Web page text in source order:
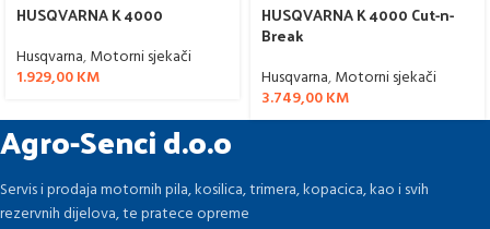
HUSQVARNA K 4000
Husqvarna,Motorni sjekači
1.929,00KM
HUSQVARNA K 4000 Cut-n-
Break
Husqvarna,Motorni sjekači
3.749,00KM
Agro-Senci d.o.o
Servis i prodaja motornih pila, kosilica, trimera, kopacica, kao i svih
rezervnih dijelova, te pratece opreme